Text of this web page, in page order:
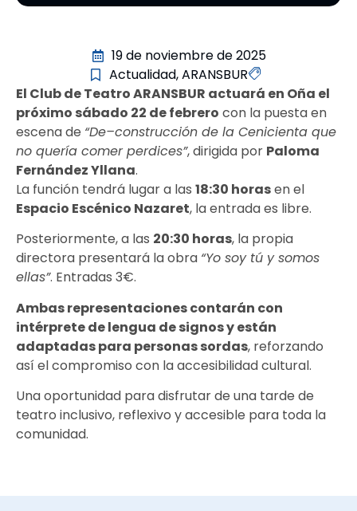
19 de noviembre de 2025
Actualidad,ARANSBUR
El Club de Teatro ARANSBUR actuará en Oña el
próximo sábado 22 de febrero con la puesta en
escena de “De–construcción de la Cenicienta que
no quería comer perdices”, dirigida por Paloma
Fernández Yllana.
La función tendrá lugar a las 18:30 horasen el
Espacio Escénico Nazaret, la entrada es libre.
Posteriormente, a las 20:30 horas, la propia
directora presentará la obra “Yo soy tú y somos
ellas”. Entradas 3€.
Ambas representaciones contarán con
intérprete de lengua de signos y están
adaptadas para personas sordas, reforzando
así el compromiso con la accesibilidad cultural.
Una oportunidad para disfrutar de una tarde de
teatro inclusivo, reflexivo y accesible para toda la
comunidad.